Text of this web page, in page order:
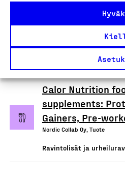
ravintolisä,
inkiväärivoide
Poutasen Puutarha Oy, Tuote
Ravintolisät ja
Calor Nutrition
supplements:
Gainers, Pre-
Nordic Collab Oy, Tuote
Ravintolisät ja